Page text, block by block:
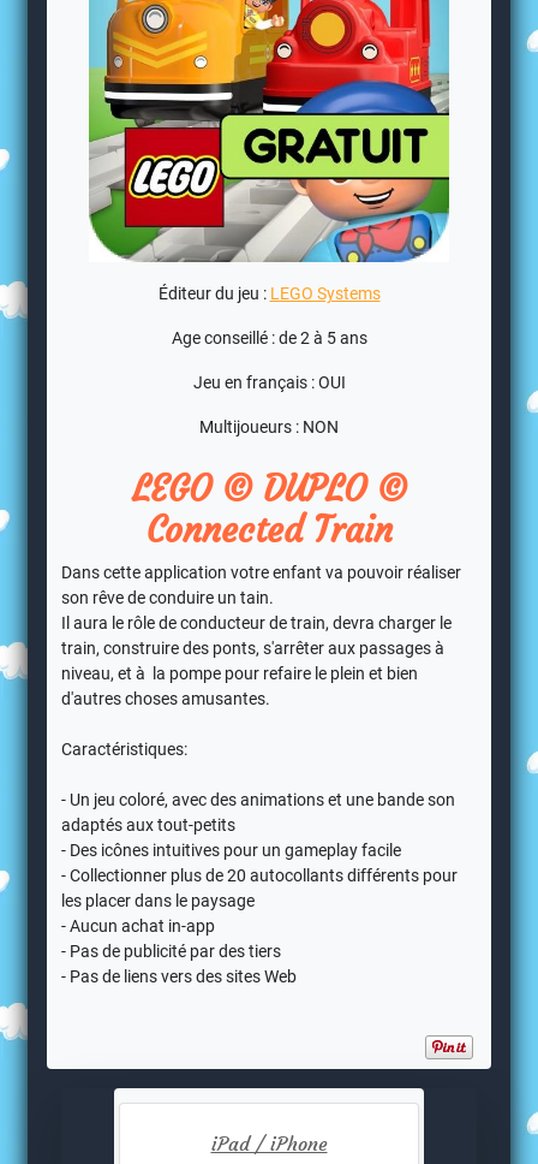
Éditeur du jeu : LEGO Systems
Age conseillé : de 2 à 5 ans
Jeu en français : OUI
Multijoueurs : NON
LEGO © DUPLO ©
Connected Train
Dans cette application votre enfant va pouvoir réaliser
son rêve de conduire un tain.
Il aura le rôle de conducteur de train, devra charger le
train, construire des ponts, s'arrêter aux passages à
niveau, et à la pompe pour refaire le plein et bien
d'autres choses amusantes.
Caractéristiques:
- Un jeu coloré, avec des animations et une bande son
adaptés aux tout-petits
- Des icônes intuitives pour un gameplay facile
- Collectionner plus de 20 autocollants différents pour
les placer dans le paysage
- Aucun achat in-app
- Pas de publicité par des tiers
- Pas de liens vers des sites Web
iPad / iPhone